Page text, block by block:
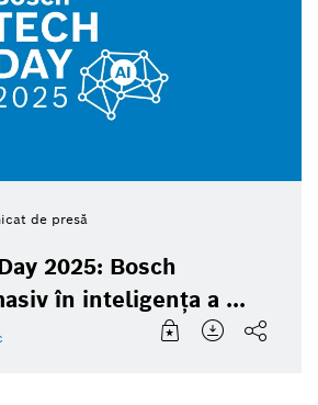
de presă
2025: Bosch
în inteligența a ...